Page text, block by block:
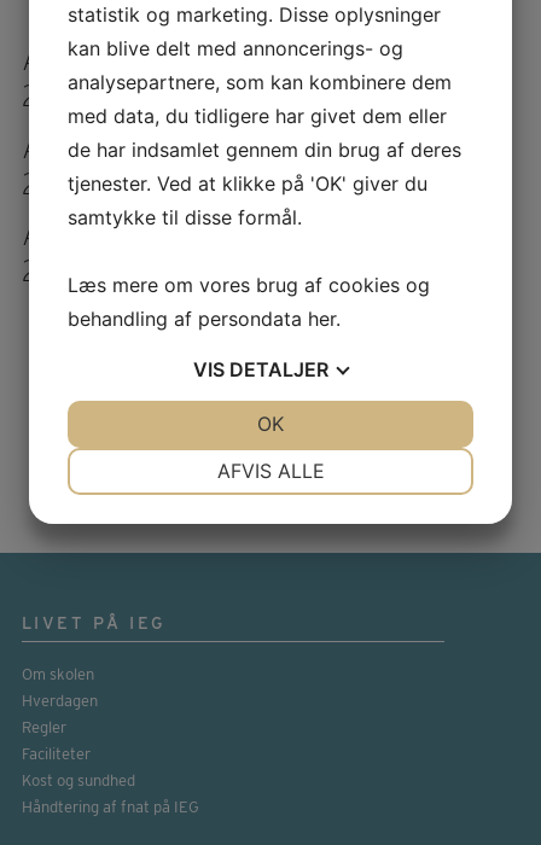
ÅRSPLAN FOR SKOLEÅRET
24/25 –SE HER
ÅRSPLAN FOR SKOLEÅRET
25/26 –SE HER
ÅRSPLAN FOR SKOLEÅRET
26/27 –
SE HER
FØLG OS PÅ INSTAGRAM
FØLG OS
LIVET PÅ IEG
Om skolen
Hverdagen
Regler
Faciliteter
Kost og sundhed
Håndtering af fnat på IEG
statistik og marketing. Disse oplysninger
kan blive delt med annoncerings- og
analysepartnere, som kan kombinere dem
med data, du tidligere har givet dem eller
de har indsamlet gennem din brug af deres
tjenester. Ved at klikke på 'OK' giver du
samtykke til disse formål.
Læs mere om vores brug af cookies og
behandling af persondata her.
VIS DETALJER
AFVIS ALLE
OK